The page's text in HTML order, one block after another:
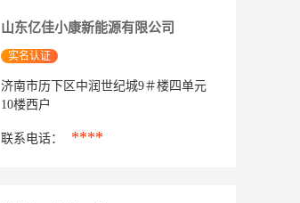
山东亿佳小康新能源有限公司
实名认证
济南市历下区中润世纪城9＃楼四单元
10楼西户
联系电话： ****